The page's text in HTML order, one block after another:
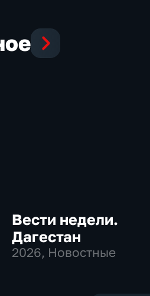
Вести недели.
Дагестан
2026, Новостные